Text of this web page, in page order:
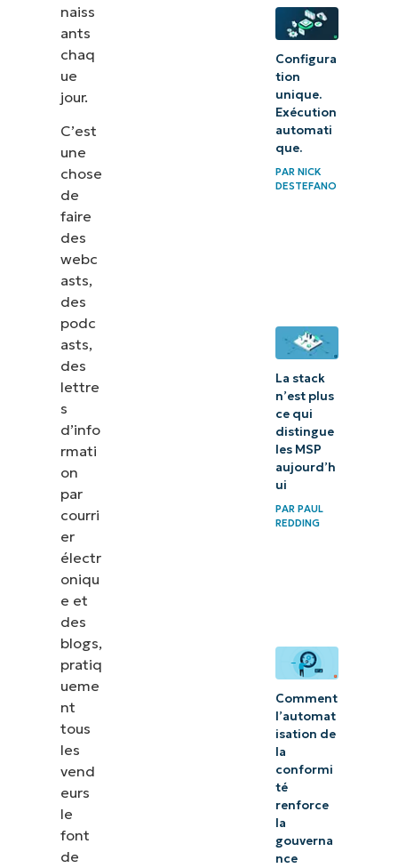
naiss
ants
chaq
ue
jour.
C’est
une
chose
de
faire
des
webc
asts,
des
podc
asts,
des
lettre
s
d’info
rmati
on
par
courri
er
électr
oniqu
e et
des
blogs,
pratiq
ueme
nt
tous
les
vend
eurs
le
font
de
Configura
tion
unique.
Exécution
automati
que.
PARNICK
DESTEFANO
La stack
n’est plus
ce qui
distingue
les MSP
aujourd’h
ui
PARPAUL
REDDING
Comment
l’automat
isation de
la
conformi
té
renforce
la
gouverna
nce